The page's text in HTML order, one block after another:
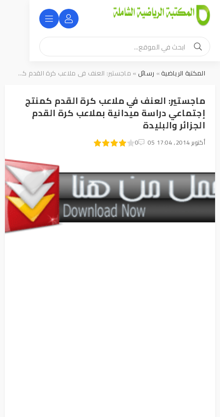
المكتبة الرياضية» رسائل » ماجستير: العنف في ملاعب كرة القدم كمنتج إجتماعي دراسة ميدانية بملاعب كرة القدم الجزائر والبليدة
ماجستير: العنف في ملاعب كرة القدم كمنتج
إجتماعي دراسة ميدانية بملاعب كرة القدم
الجزائر والبليدة
05 أكتوبر 2014, 17:04 0 1
2
3
4
5